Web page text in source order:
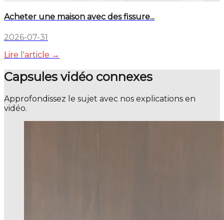
Acheter une maison avec des fissure...
2026-07-31
Lire l'article →
Capsules vidéo connexes
Approfondissez le sujet avec nos explications en
vidéo.